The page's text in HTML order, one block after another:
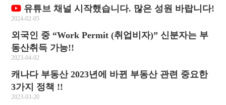
유튜브 채널 시작했습니다. 많은 성원 바랍니다!
2024-02-05
외국인 중 “Work Permit (취업비자)” 신분자는 부
동산취득 가능!!
2023-04-02
캐나다 부동산 2023년에 바뀐 부동산 관련 중요한
3가지 정책 !!
2023-03-20